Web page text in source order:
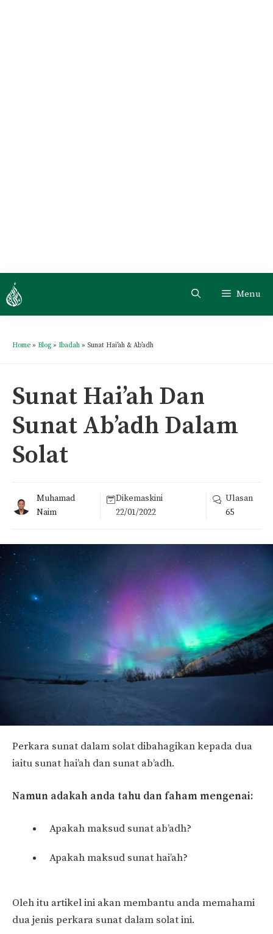
Menu
Home » Blog » Ibadah » Sunat Hai’ah & Ab’adh
Sunat Hai’ah Dan
Sunat Ab’adh Dalam
Solat
Muhamad
Naim
Dikemaskini
22/01/2022
Ulasan
65
Perkara sunat dalam solat dibahagikan kepada dua
iaitu sunat hai’ah dan sunat ab’adh.
Namun adakah anda tahu dan faham mengenai:
Apakah maksud sunat ab’adh?
Apakah maksud sunat hai’ah?
Oleh itu artikel ini akan membantu anda memahami
dua jenis perkara sunat dalam solat ini.